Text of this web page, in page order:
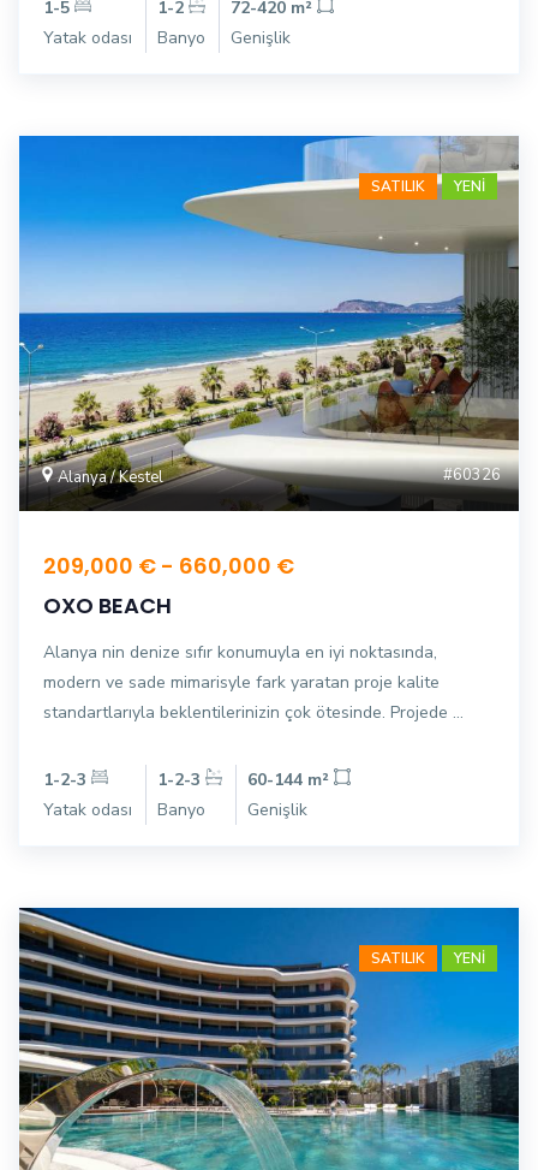
1-5
Yatak odası
1-2
Banyo
72-420 m²
Genişlik
SATILIK YENİ
Alanya / Kestel #60326
209,000 € - 660,000 €
OXO BEACH
Alanya nin denize sıfır konumuyla en iyi noktasında,
modern ve sade mimarisyle fark yaratan proje kalite
standartlarıyla beklentilerinizin çok ötesinde. Projede ...
1-2-3
Yatak odası
1-2-3
Banyo
60-144 m²
Genişlik
SATILIK YENİ